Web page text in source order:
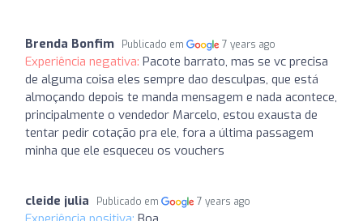
Brenda Bonfim Publicado em 7 years ago
Experiência negativa: Pacote barrato, mas se vc precisa
de alguma coisa eles sempre dao desculpas, que está
almoçando depois te manda mensagem e nada acontece,
principalmente o vendedor Marcelo, estou exausta de
tentar pedir cotação pra ele, fora a última passagem
minha que ele esqueceu os vouchers
cleide julia Publicado em 7 years ago